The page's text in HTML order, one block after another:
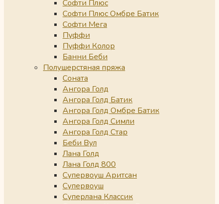
Софти Плюс
Софти Плюс Омбре Батик
Софти Мега
Пуффи
Пуффи Колор
Банни Беби
Полушерстяная пряжа
Соната
Ангора Голд
Ангора Голд Батик
Ангора Голд Омбре Батик
Ангора Голд Симли
Ангора Голд Стар
Беби Вул
Лана Голд
Лана Голд 800
Супервоуш Аритсан
Супервоуш
Суперлана Классик